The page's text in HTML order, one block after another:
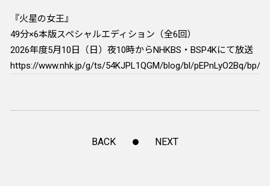
『火星の女王』
49分×6本版スペシャルエディション（全6回）
2026年度5月10日（日）夜10時からNHKBS・BSP4Kにて放送
https://www.nhk.jp/g/ts/54KJPL1QGM/blog/bl/pEPnLyO2Bq/bp/
BACK NEXT